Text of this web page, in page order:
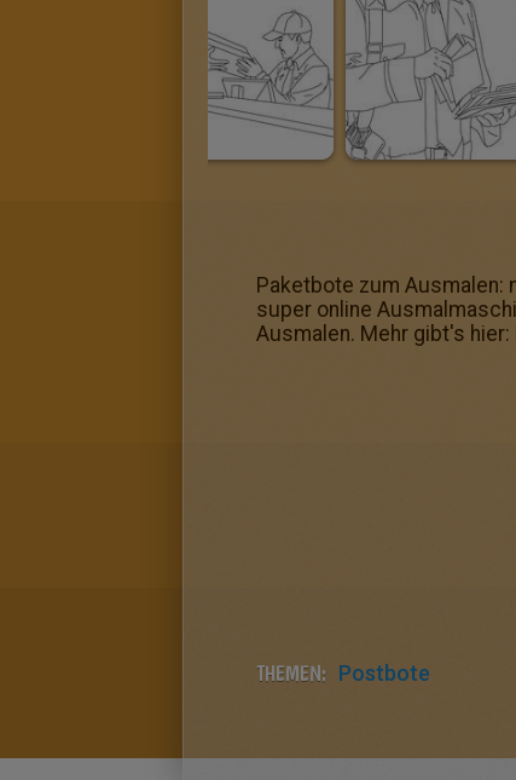
Paketbote zum Ausmalen:
super online
Ausmalen. Mehr gibt's hier:
THEMEN: Postbote